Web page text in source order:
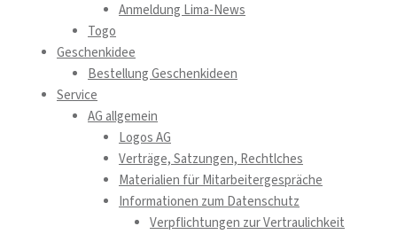
Anmeldung Lima-News
Togo
Geschenkidee
Bestellung Geschenkideen
Service
AG allgemein
Logos AG
Verträge, Satzungen, Rechtlches
Materialien für Mitarbeitergespräche
Informationen zum Datenschutz
Verpflichtungen zur Vertraulichkeit